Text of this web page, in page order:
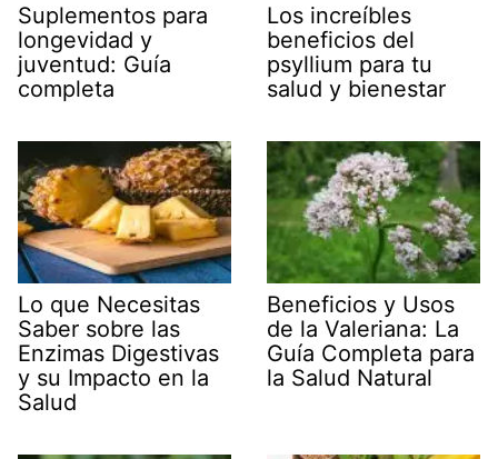
Suplementos para
longevidad y
juventud: Guía
completa
Los increíbles
beneficios del
psyllium para tu
salud y bienestar
Lo que Necesitas
Saber sobre las
Enzimas Digestivas
y su Impacto en la
Salud
Beneficios y Usos
de la Valeriana: La
Guía Completa para
la Salud Natural